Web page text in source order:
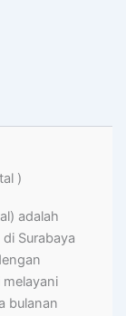
)
adalah
Surabaya
bulanan